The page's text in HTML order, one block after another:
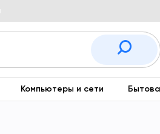
Компьютеры и сети